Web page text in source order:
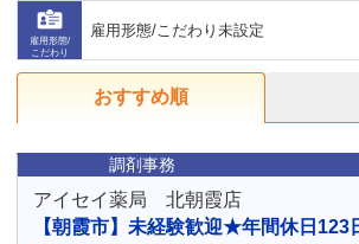
雇用形態/
こだわり
雇用形態/こだわり未設定
おすすめ順
調剤事務
アイセイ薬局 北朝霞店
【朝霞市】未経験歓迎★年間休日123